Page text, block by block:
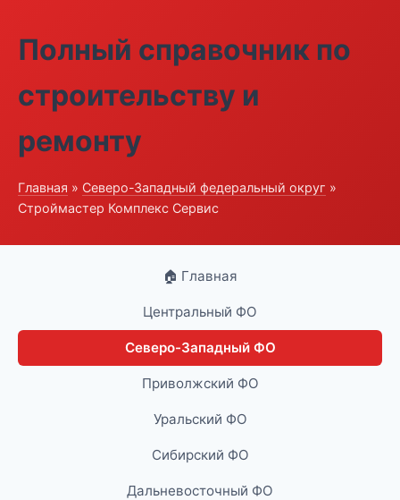
Полный справочник по
строительству и
ремонту
Главная » Северо-Западный федеральный округ »
Строймастер Комплекс Сервис
🏠 Главная
Центральный ФО
Северо-Западный ФО
Приволжский ФО
Уральский ФО
Сибирский ФО
Дальневосточный ФО